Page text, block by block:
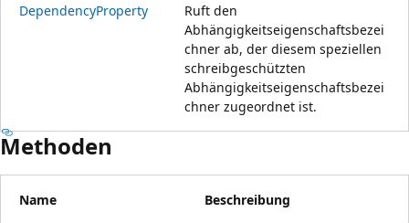
DependencyProperty
Ruft den
Abhängigkeitseigenschaftsbezei
chner ab, der diesem speziellen
schreibgeschützten
Abhängigkeitseigenschaftsbezei
chner zugeordnet ist.
Methoden
Name Beschreibung